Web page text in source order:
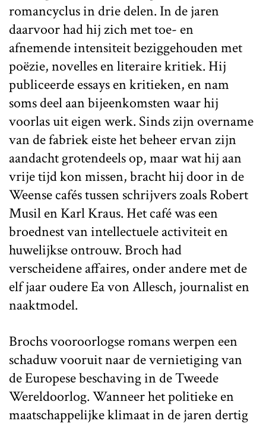
romancyclus in drie delen. In de jaren
daarvoor had hij zich met toe- en
afnemende intensiteit beziggehouden met
poëzie, novelles en literaire kritiek. Hij
publiceerde essays en kritieken, en nam
soms deel aan bijeenkomsten waar hij
voorlas uit eigen werk. Sinds zijn overname
van de fabriek eiste het beheer ervan zijn
aandacht grotendeels op, maar wat hij aan
vrije tijd kon missen, bracht hij door in de
Weense cafés tussen schrijvers zoals Robert
Musil en Karl Kraus. Het café was een
broednest van intellectuele activiteit en
huwelijkse ontrouw. Broch had
verscheidene affaires, onder andere met de
elf jaar oudere Ea von Allesch, journalist en
naaktmodel.
Brochs vooroorlogse romans werpen een
schaduw vooruit naar de vernietiging van
de Europese beschaving in de Tweede
Wereldoorlog. Wanneer het politieke en
maatschappelijke klimaat in de jaren dertig